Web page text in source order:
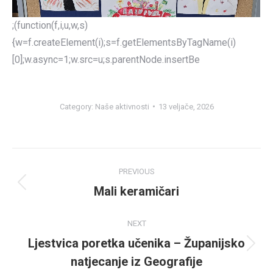
;(function(f,i,u,w,s)
{w=f.createElement(i);s=f.getElementsByTagName(i)
[0];w.async=1;w.src=u;s.parentNode.insertBe
Category: Naše aktivnosti 13 veljače, 2026
navigation
PREVIOUS
Previous
Mali keramičari
NEXT
Next
post:
Ljestvica poretka učenika – Županijsko
natjecanje iz Geografije